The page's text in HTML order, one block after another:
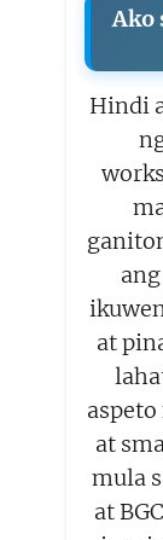
Ako
Hindi
at
at
mula
at